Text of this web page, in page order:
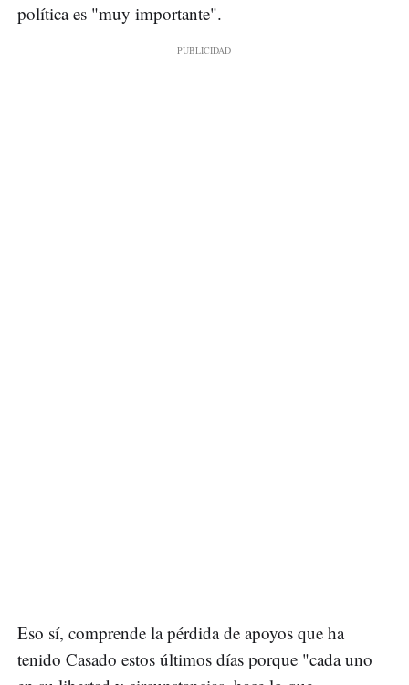
política es "muy importante".
Eso sí, comprende la pérdida de apoyos que ha
tenido Casado estos últimos días porque "cada uno